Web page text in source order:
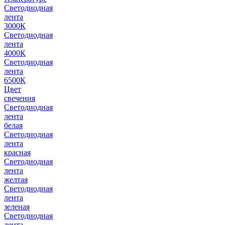
Светодиодная
лента
3000К
Светодиодная
лента
4000К
Светодиодная
лента
6500К
Цвет
свечения
Светодиодная
лента
белая
Светодиодная
лента
красная
Светодиодная
лента
желтая
Светодиодная
лента
зеленая
Светодиодная